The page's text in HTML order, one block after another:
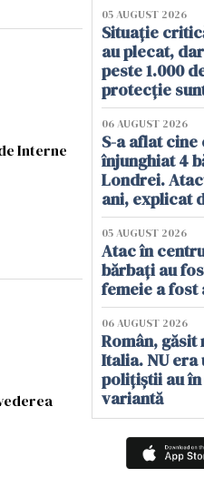
Interne
05 AUGUST 2026
Situație
au plecat,
peste 1.000
protecție
06 AUGUST 2026
S-a aflat
înjunghiat 4
Londrei.
ani, explicat
05 AUGUST 2026
Atac în
bărbați au
femeie a fost
06 AUGUST 2026
Român,
Italia. NU
polițiștii au
variantă